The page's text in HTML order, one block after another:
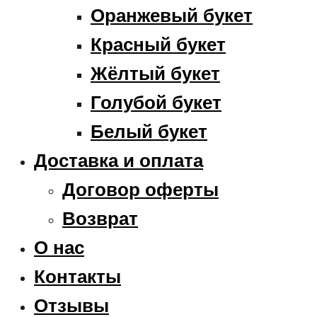
Оранжевый букет
Красный букет
Жёлтый букет
Голубой букет
Белый букет
Доставка и оплата
Договор оферты
Возврат
О нас
Контакты
Отзывы